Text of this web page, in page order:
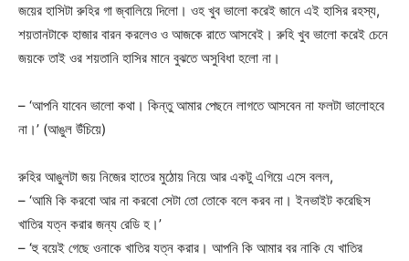
জয়ের হাসিটা রুহির গা জ্বালিয়ে দিলো। ওহ খুব ভালো করেই জানে এই হাসির রহস্য,
শয়তানটাকে হাজার বারন করলেও ও আজকে রাতে আসবেই। রুহি খুব ভালো করেই চেনে
জয়কে তাই ওর শয়তানি হাসির মানে বুঝতে অসুবিধা হলো না।
– ‘আপনি যাবেন‌ ভালো কথা। কিন্তু আমার পেছনে লাগতে আসবেন না ফলটা ভালো‌হবে
না।’ (আঙুল উঁচিয়ে)
রুহির আঙুলটা জয় নিজের হাতের মুঠোয় নিয়ে আর একটু এগিয়ে এসে বলল,
– ‘আমি কি করবো আর না করবো সেটা তো তোকে বলে করব না। ইনভাইট করেছিস
খাতির যত্ন করার জন্য রেডি হ।’
– ‘হু বয়েই গেছে ওনাকে খাতির যত্ন করার। আপনি কি আমার বর নাকি যে খাতির